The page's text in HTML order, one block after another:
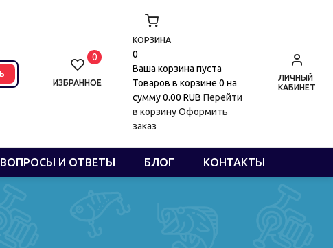
ИЗБРАННОЕ
0
КОРЗИНА
0
Ваша корзина пуста
Товаров в корзине 0 на
сумму0.00 RUB Перейти
в корзинуОформить
заказ
ЛИЧНЫЙ
КАБИНЕТ
ВОПРОСЫ И ОТВЕТЫ БЛОГ КОНТАКТЫ